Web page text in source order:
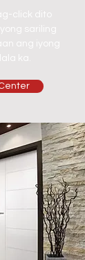
click dito
sariling
ang iyong
ka.